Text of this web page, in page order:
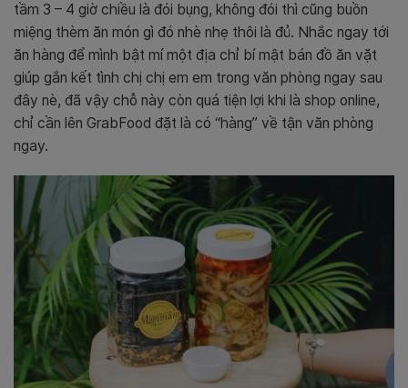
tầm 3 – 4 giờ chiều là đói bụng, không đói thì cũng buồn
miệng thèm ăn món gì đó nhè nhẹ thôi là đủ. Nhắc ngay tới
ăn hàng để mình bật mí một địa chỉ bí mật bán đồ ăn vặt
giúp gắn kết tình chị chị em em trong văn phòng ngay sau
đây nè, đã vậy chỗ này còn quá tiện lợi khi là shop online,
chỉ cần lên GrabFood đặt là có “hàng” về tận văn phòng
ngay.